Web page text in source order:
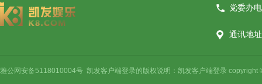
党委办
通讯地
雅公网安备5118010004号 凯发客户端登录的版权说明：凯发客户端登录